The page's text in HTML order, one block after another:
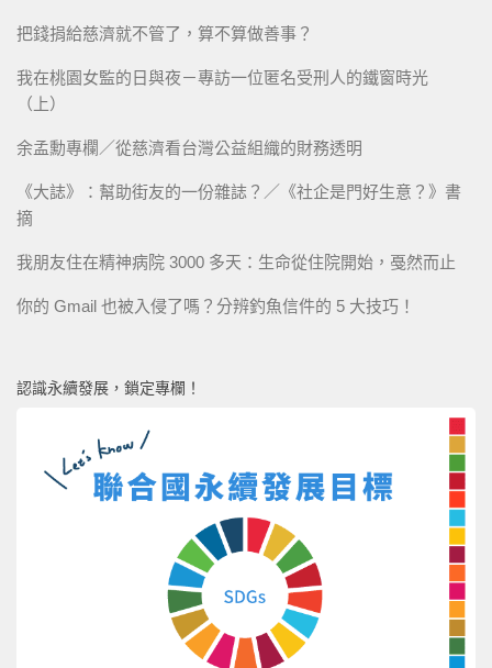
把錢捐給慈濟就不管了，算不算做善事？
我在桃園女監的日與夜－專訪一位匿名受刑人的鐵窗時光
（上）
余孟勳專欄／從慈濟看台灣公益組織的財務透明
《大誌》：幫助街友的一份雜誌？／《社企是門好生意？》書
摘
我朋友住在精神病院 3000 多天：生命從住院開始，戞然而止
你的 Gmail 也被入侵了嗎？分辨釣魚信件的 5 大技巧！
認識永續發展，鎖定專欄！